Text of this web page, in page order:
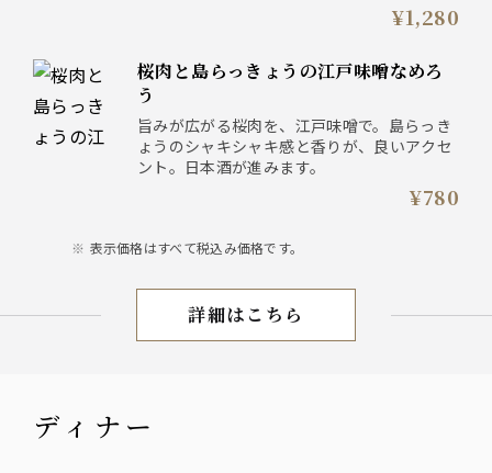
マト 酢味噌
・栄螺の青海苔和え・オクラの胡麻唐揚げ
¥1,280
桜肉と島らっきょうの江戸味噌なめろ
う
旨みが広がる桜肉を、江戸味噌で。島らっき
ょうのシャキシャキ感と香りが、良いアクセ
ント。日本酒が進みます。
¥780
表示価格はすべて税込み価格です。
今月のおすすめ
詳細はこちら
ディナー